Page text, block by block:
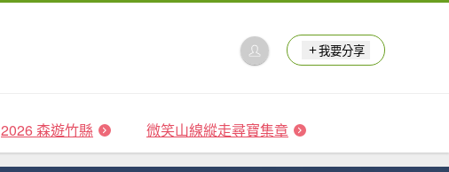
我要分享
2026 森遊竹縣 微笑山線縱走尋寶集章